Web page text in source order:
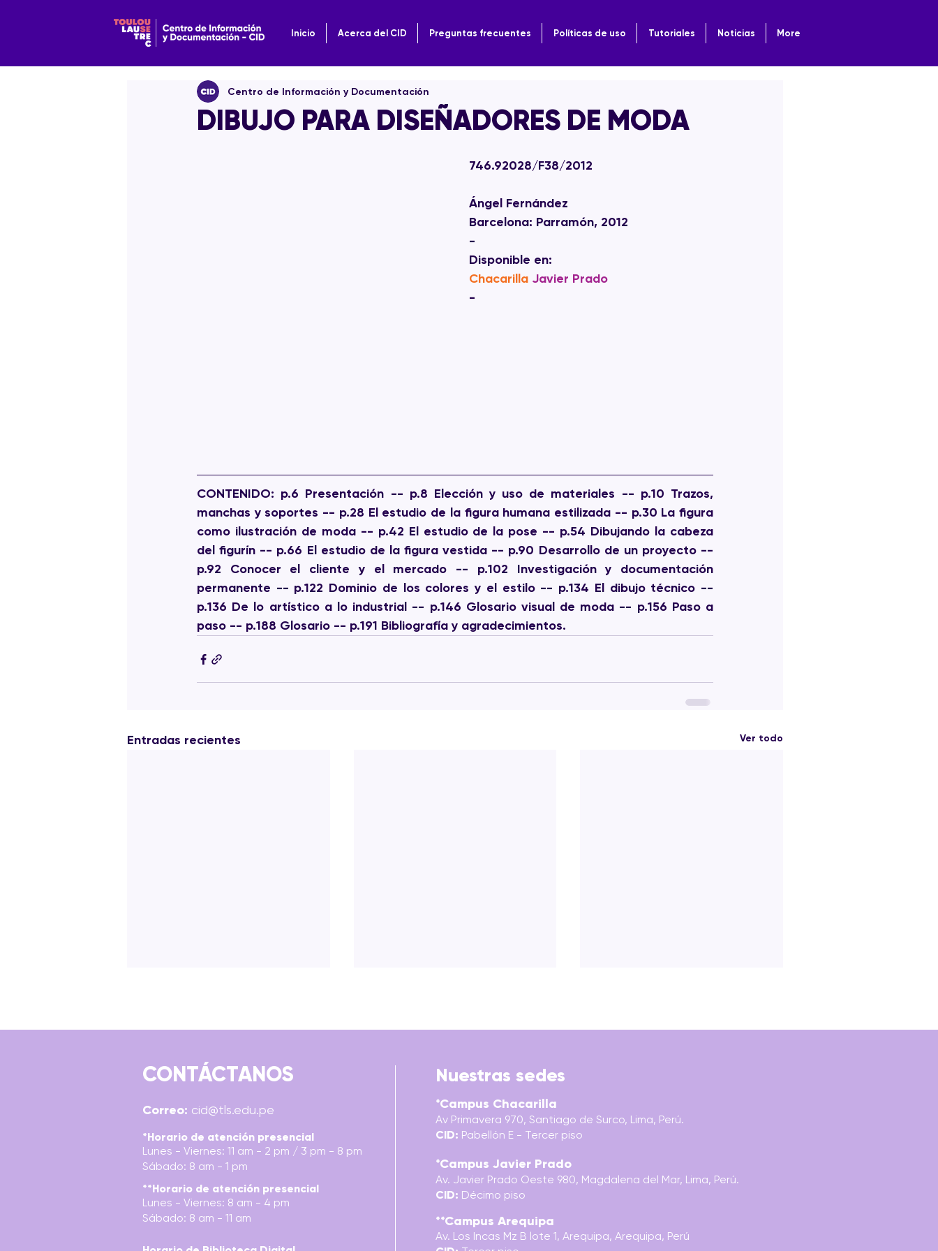
Inicio Acerca del CID Preguntas frecuentes Políticas de uso Tutoriales Noticias More
DIBUJO PARA DISEÑADORES DE MODA
Centro de Información y Documentación
746.92028/F38/2012
Ángel Fernández
Barcelona: Parramón, 2012
-
Disponible en:
Chacarilla Javier Prado
-
CONTENIDO: p.6 Presentación -- p.8 Elección y uso de materiales -- p.10 Trazos,
manchas y soportes -- p.28 El estudio de la figura humana estilizada -- p.30 La figura
como ilustración de moda -- p.42 El estudio de la pose -- p.54 Dibujando la cabeza
del figurín -- p.66 El estudio de la figura vestida -- p.90 Desarrollo de un proyecto --
p.92 Conocer el cliente y el mercado -- p.102 Investigación y documentación
permanente -- p.122 Dominio de los colores y el estilo -- p.134 El dibujo técnico --
p.136 De lo artístico a lo industrial -- p.146 Glosario visual de moda -- p.156 Paso a
paso -- p.188 Glosario -- p.191 Bibliografía y agradecimientos.
Entradas recientes Ver todo
EL FLUIR DEL ILUSTRADOR:
EL PROCESO CREATIVO
APLICADO A UN PROYECTO
DE ILUSTRACIÓN EDITORIAL
DIRIGID
DOMÓTICA: TRATADOS,
INSTALACIONES Y
EJERCICIOS
MATTER
CONTÁCTANOS
Correo: cid@tls.edu.pe
*Horario de atención presencial
Lunes - Viernes: 11 am - 2 pm / 3 pm - 8 pm
Sábado: 8 am - 1 pm
Nuestras sedes
*Campus Chacarilla
Av Primavera 970, Santiago de Surco, Lima, Perú.
CID: Pabellón E - Tercer piso
*Campus Javier Prado
Av. Javier Prado Oeste 980, Magdalena del Mar, Lima, Perú.
CID: Décimo piso
**Campus Arequipa
Av. Los Incas Mz B lote 1, Arequipa, Arequipa, Perú
**Horario de atención presencial
Lunes - Viernes: 8 am - 4 pm
Sábado: 8 am - 11 am